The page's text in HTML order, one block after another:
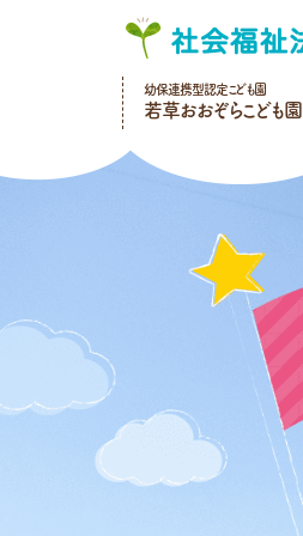
幼保連携型認定こども園
若草おおぞらこども園